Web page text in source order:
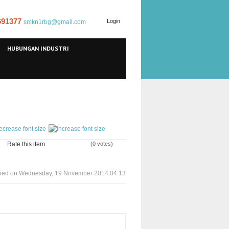
Login
smkn1rbg@gmail.com
HUBUNGAN INDUSTRI
Rate this item (0 votes)
on Wednesday, 19 November 2014 04:13